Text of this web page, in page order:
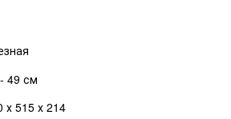
49 см
х 515 х 214